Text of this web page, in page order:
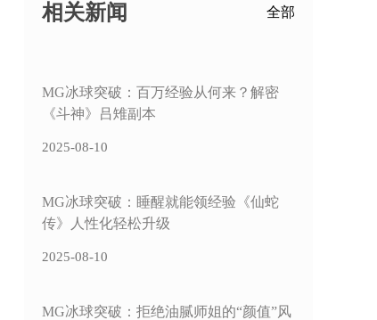
相关新闻 全部
MG冰球突破：百万经验从何来？解密
《斗神》吕雉副本
2025-08-10
MG冰球突破：睡醒就能领经验《仙蛇
传》人性化轻松升级
2025-08-10
MG冰球突破：拒绝油腻师姐的“颜值”风